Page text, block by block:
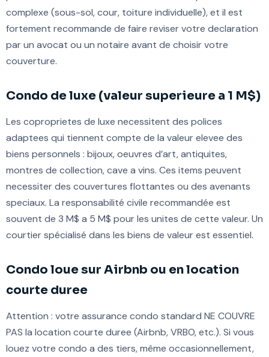
complexe (sous-sol, cour, toiture individuelle), et il est
fortement recommande de faire reviser votre declaration
par un avocat ou un notaire avant de choisir votre
couverture.
Condo de luxe (valeur superieure a 1 M$)
Les coproprietes de luxe necessitent des polices
adaptees qui tiennent compte de la valeur elevee des
biens personnels : bijoux, oeuvres d’art, antiquites,
montres de collection, cave a vins. Ces items peuvent
necessiter des couvertures flottantes ou des avenants
speciaux. La responsabilité civile recommandée est
souvent de 3 M$ a 5 M$ pour les unites de cette valeur. Un
courtier spécialisé dans les biens de valeur est essentiel.
Condo loue sur Airbnb ou en location
courte duree
Attention : votre assurance condo standard NE COUVRE
PAS la location courte duree (Airbnb, VRBO, etc.). Si vous
louez votre condo a des tiers, même occasionnellement,